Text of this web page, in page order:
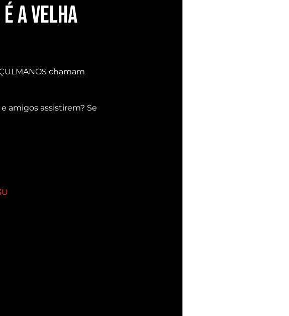
a VELHA
chamam
amigos assistirem? Se